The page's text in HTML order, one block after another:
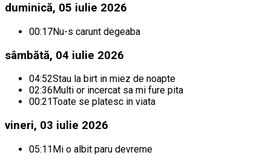
duminică, 05 iulie 2026
00:17Nu-s carunt degeaba
sâmbătă, 04 iulie 2026
04:52Stau la birt in miez de noapte
02:36 Multi or incercat sa mi fure pita
00:21Toate se platesc in viata
vineri, 03 iulie 2026
05:11Mi o albit paru devreme